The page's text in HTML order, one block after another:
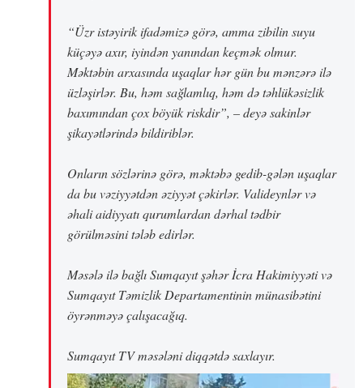
“Üzr istəyirik ifadəmizə görə, amma zibilin suyu
küçəyə axır, iyindən yanından keçmək olmur.
Məktəbin arxasında uşaqlar hər gün bu mənzərə ilə
üzləşirlər. Bu, həm sağlamlıq, həm də təhlükəsizlik
baxımından çox böyük riskdir”, – deyə sakinlər
şikayətlərində bildiriblər.
Onların sözlərinə görə, məktəbə gedib-gələn uşaqlar
da bu vəziyyətdən əziyyət çəkirlər. Valideynlər və
əhali aidiyyatı qurumlardan dərhal tədbir
görülməsini tələb edirlər.
Məsələ ilə bağlı Sumqayıt şəhər İcra Hakimiyyəti və
Sumqayıt Təmizlik Departamentinin münasibətini
öyrənməyə çalışacağıq.
Sumqayıt TV məsələni diqqətdə saxlayır.